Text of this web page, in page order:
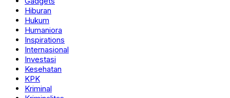
Hiburan
Hukum
Humaniora
Inspirations
Internasional
Investasi
Kesehatan
KPK
Kriminal